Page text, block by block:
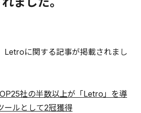
Letroに関する記事が掲載されまし
社の半数以上が「Letro」を導
ルとして2冠獲得